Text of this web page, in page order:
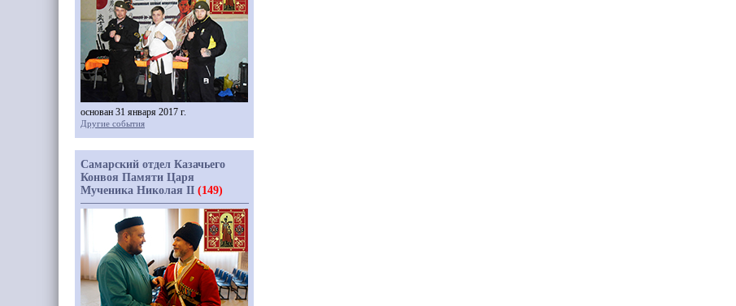
основан 31 января 2017 г.
Другие события
Самарский отдел Казачьего
Конвоя Памяти Царя
Мученика Николая II (149)